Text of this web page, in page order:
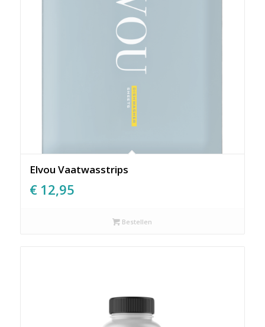
Elvou Vaatwasstrips
€ 12,95
Bestellen